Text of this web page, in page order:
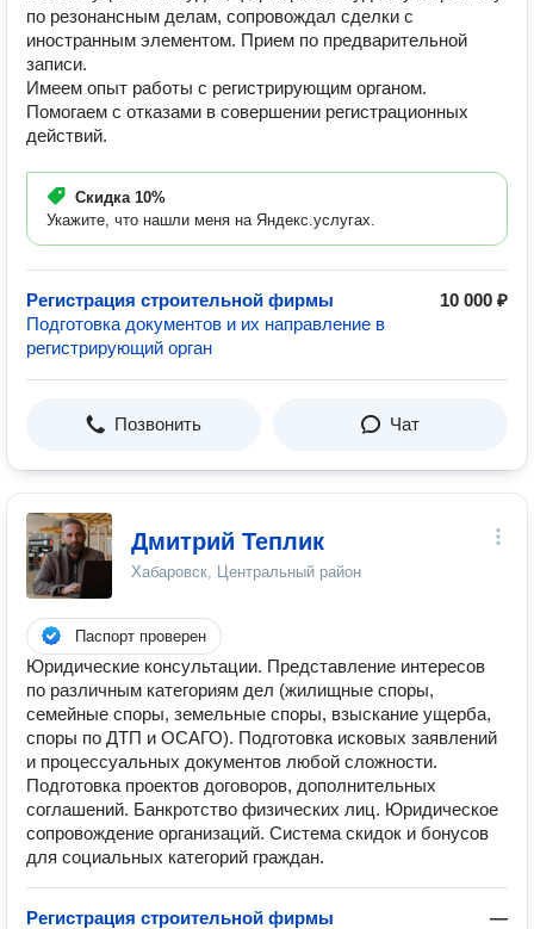
по резонансным делам, сопровождал сделки с
иностранным элементом. Прием по предварительной
записи.
Имеем опыт работы с регистрирующим органом.
Помогаем с отказами в совершении регистрационных
действий.
Скидка 10%
Укажите, что нашли меня на Яндекс.услугах.
Регистрация строительной фирмы
10 000 ₽
Подготовка документов и их направление в
регистрирующий орган
Позвонить Чат
Дмитрий Теплик
Хабаровск, Центральный район
Паспорт проверен
Юридические консультации. Представление интересов
по различным категориям дел (жилищные споры,
семейные споры, земельные споры, взыскание ущерба,
споры по ДТП и ОСАГО). Подготовка исковых заявлений
и процессуальных документов любой сложности.
Подготовка проектов договоров, дополнительных
соглашений. Банкротство физических лиц. Юридическое
сопровождение организаций. Система скидок и бонусов
для социальных категорий граждан.
Регистрация строительной фирмы —